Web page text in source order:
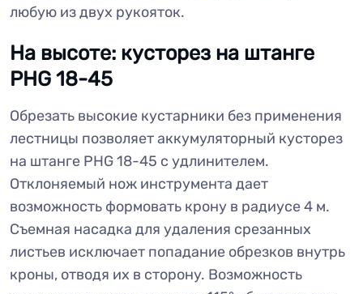
любую из двух рукояток.
На высоте: кусторез на штанге
PHG 18-45
Обрезать высокие кустарники без применения
лестницы позволяет аккумуляторный кусторез
на штанге PHG 18-45 с удлинителем.
Отклоняемый нож инструмента дает
возможность формовать крону в радиусе 4 м.
Съемная насадка для удаления срезанных
листьев исключает попадание обрезков внутрь
кроны, отводя их в сторону. Возможность